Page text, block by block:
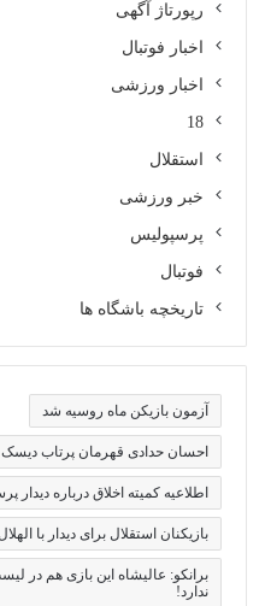
رپورتاژ آگهی
اخبار فوتبال
اخبار ورزشی
18
استقلال
خبر ورزشی
پرسپولیس
فوتبال
تاریخچه باشگاه ها
آزمون بازیکن ماه روسیه شد
احسان حدادی قهرمان پرتاب
اطلاعیه کمیته اخلاق درباره
بازیکنان استقلال برای دیدار با
برانکو: عالیشاه این بازی هم در
ندارد!